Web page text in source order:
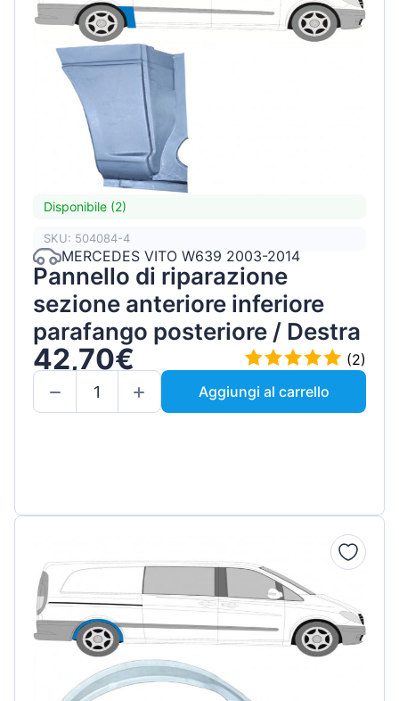
Disponibile (2)
SKU: 504084-4
MERCEDES VITO W639 2003-2014
Pannello di riparazione
sezione anteriore inferiore
parafango posteriore / Destra
42,70€
(2)
Aggiungi al carrello